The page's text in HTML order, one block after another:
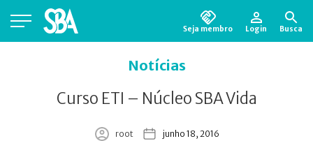
Seja membro Login Busca
Notícias
Curso ETI – Núcleo SBA Vida
root junho 18, 2016